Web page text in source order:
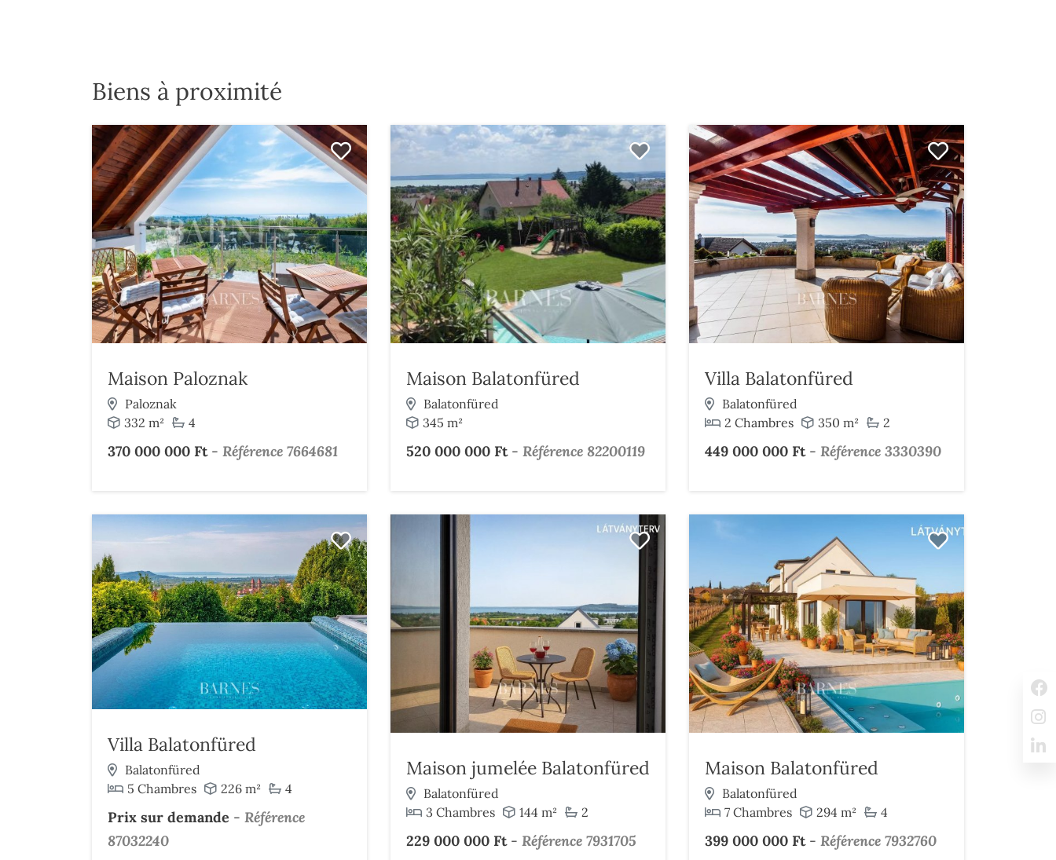
Biens à proximité
Maison Paloznak
Paloznak
332 m²
4
370 000 000 Ft- Référence 7664681
Maison Balatonfüred
Balatonfüred
345 m²
520 000 000 Ft- Référence 82200119
Villa Balatonfüred
Balatonfüred
2 Chambres
350 m² 2
449 000 000 Ft- Référence 3330390
Villa Balatonfüred
Balatonfüred
5 Chambres
226 m² 4
Prix sur demande - Référence
87032240
Maison jumelée Balatonfüred
Balatonfüred
3 Chambres
144 m² 2
229 000 000 Ft- Référence 7931705
Maison Balatonfüred
Balatonfüred
7 Chambres
294 m² 4
399 000 000 Ft- Référence 7932760